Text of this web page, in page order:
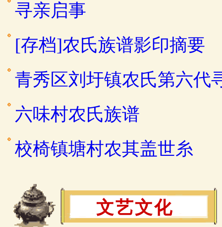
寻亲启事
[存档]农氏族谱影印摘要
青秀区刘圩镇农氏第六代
六味村农氏族谱
校椅镇塘村农其盖世糸
文艺文化